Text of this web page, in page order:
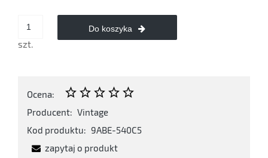
szt.
Do koszyka
Ocena:
Producent: Vintage
Kod produktu: 9ABE-540C5
zapytaj o produkt